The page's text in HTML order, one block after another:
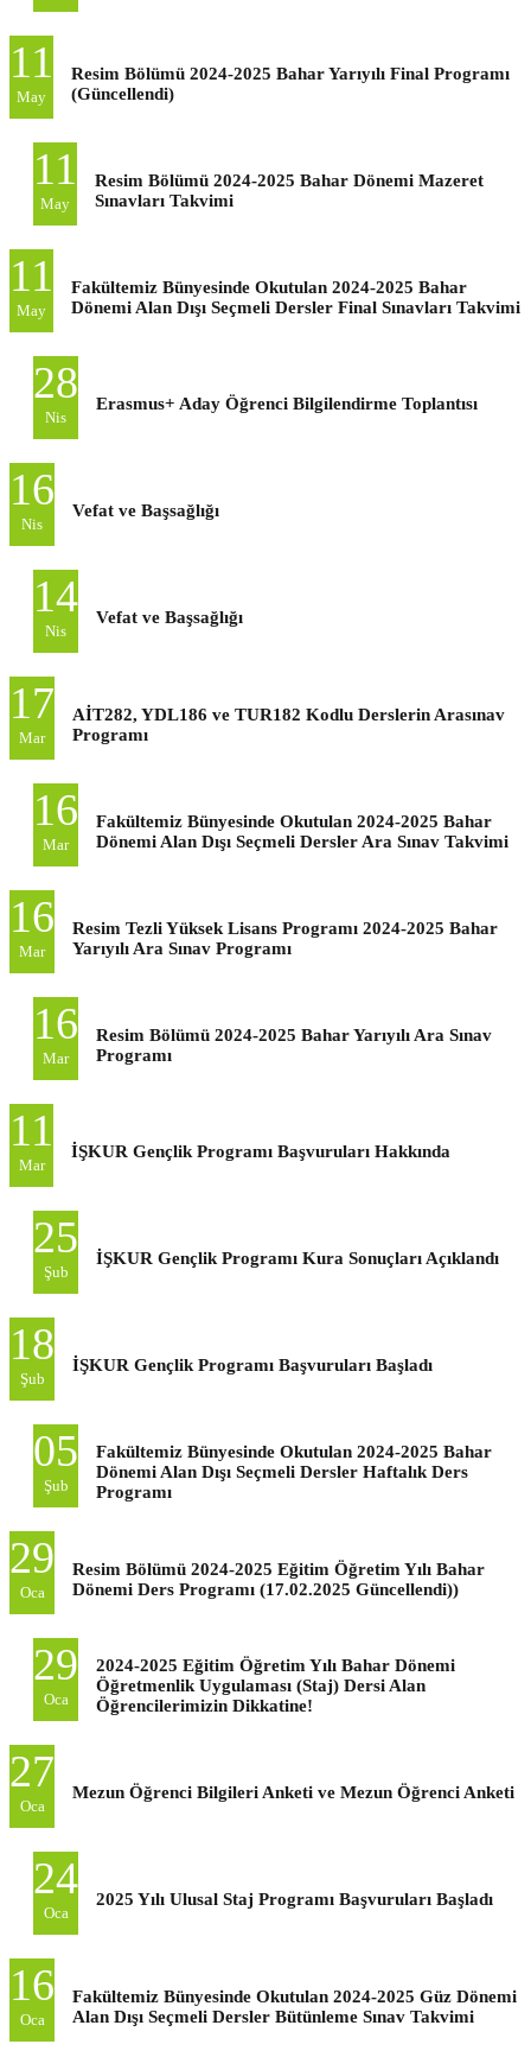
11
May
Resim Bölümü 2024-2025 Bahar Yarıyılı Final Programı
(Güncellendi)
11
May
Resim Bölümü 2024-2025 Bahar Dönemi Mazeret
Sınavları Takvimi
11
May
Fakültemiz Bünyesinde Okutulan 2024-2025 Bahar
Dönemi Alan Dışı Seçmeli Dersler Final Sınavları Takvimi
28
Nis
Erasmus+ Aday Öğrenci Bilgilendirme Toplantısı
16
Nis
Vefat ve Başsağlığı
14
Nis
Vefat ve Başsağlığı
17
Mar
AİT282, YDL186 ve TUR182 Kodlu Derslerin Arasınav
Programı
16
Mar
Fakültemiz Bünyesinde Okutulan 2024-2025 Bahar
Dönemi Alan Dışı Seçmeli Dersler Ara Sınav Takvimi
16
Mar
Resim Tezli Yüksek Lisans Programı 2024-2025 Bahar
Yarıyılı Ara Sınav Programı
16
Mar
Resim Bölümü 2024-2025 Bahar Yarıyılı Ara Sınav
Programı
11
Mar
İŞKUR Gençlik Programı Başvuruları Hakkında
25
Şub
İŞKUR Gençlik Programı Kura Sonuçları Açıklandı
18
Şub
İŞKUR Gençlik Programı Başvuruları Başladı
05
Şub
Fakültemiz Bünyesinde Okutulan 2024-2025 Bahar
Dönemi Alan Dışı Seçmeli Dersler Haftalık Ders
Programı
29
Oca
Resim Bölümü 2024-2025 Eğitim Öğretim Yılı Bahar
Dönemi Ders Programı (17.02.2025 Güncellendi))
29
Oca
2024-2025 Eğitim Öğretim Yılı Bahar Dönemi
Öğretmenlik Uygulaması (Staj) Dersi Alan
Öğrencilerimizin Dikkatine!
27
Oca
Mezun Öğrenci Bilgileri Anketi ve Mezun Öğrenci Anketi
24
Oca
2025 Yılı Ulusal Staj Programı Başvuruları Başladı
16
Oca
Fakültemiz Bünyesinde Okutulan 2024-2025 Güz Dönemi
Alan Dışı Seçmeli Dersler Bütünleme Sınav Takvimi